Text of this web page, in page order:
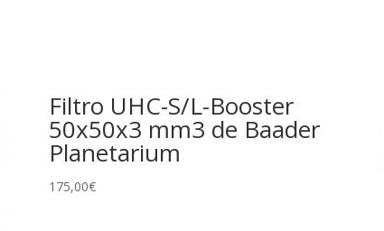
Filtro UHC-S/L-Booster
50x50x3 mm3 de Baader
Planetarium
175,00€